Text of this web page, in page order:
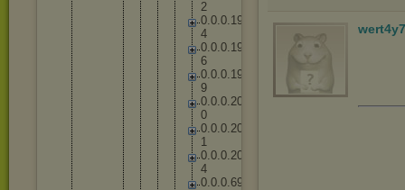
2
0.0.0.19
4
0.0.0.19
6
0.0.0.19
9
0.0.0.20
0
0.0.0.20
1
0.0.0.20
4
0.0.0.69